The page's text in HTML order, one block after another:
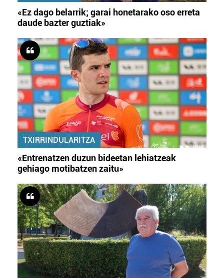
«Ez dago belarrik; garai honetarako oso erreta
daude bazter guztiak»
TXIRRINDULARITZA
«Entrenatzen duzun bideetan lehiatzeak
gehiago motibatzen zaitu»